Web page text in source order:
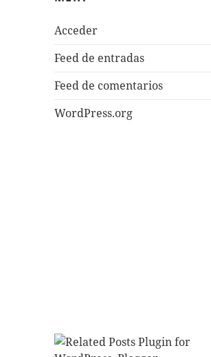
Acceder
Feed de entradas
Feed de comentarios
WordPress.org